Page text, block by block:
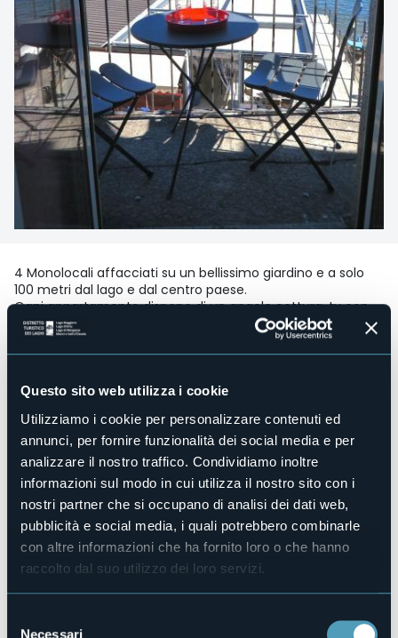
Questo sito web utilizza i cookie
Utilizziamo i cookie per personalizzare contenuti ed
annunci, per fornire funzionalità dei social media e per
analizzare il nostro traffico. Condividiamo inoltre
informazioni sul modo in cui utilizza il nostro sito con i
nostri partner che si occupano di analisi dei dati web,
pubblicità e social media, i quali potrebbero combinarle
con altre informazioni che ha fornito loro o che hanno
raccolto dal suo utilizzo dei loro servizi.
Necessari
4 Monolocali affacciati su un bellissimo giardino e a solo
100 metri dal lago e dal centro paese.
Ogni appartamento dispone di un angolo cottura, tv con
canali satellitari, aria condizionata, bagno privato con
doccia, wifi e parcheggio gratuito.
Accesso disabili
Centro benessere
No
Sala congressi
No
Piscina
No
Animali ammessi
Sì
Appartamenti